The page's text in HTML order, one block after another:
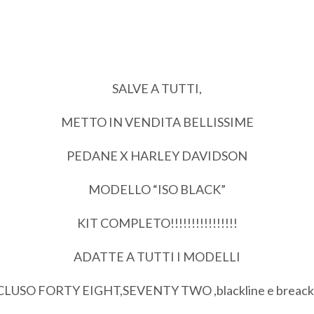
SALVE A TUTTI,
METTO IN VENDITA BELLISSIME
PEDANE X HARLEY DAVIDSON
MODELLO “ISO BLACK”
KIT COMPLETO!!!!!!!!!!!!!!!!
ADATTE A TUTTI I MODELLI
FORTY EIGHT,SEVENTY TWO ,blackline e